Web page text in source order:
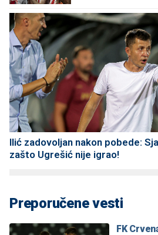
Ilić zadovoljan nakon pobede:
zašto Ugrešić nije igrao!
Preporučene vesti
FK